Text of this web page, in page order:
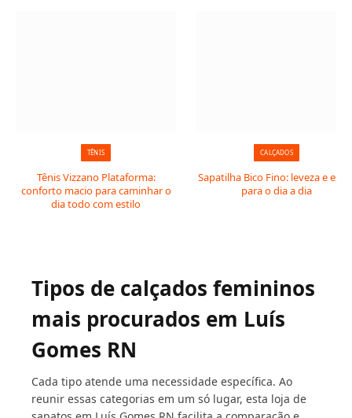
TÊNIS
Tênis Vizzano Plataforma:
conforto macio para caminhar o
dia todo com estilo
CALÇADOS
Sapatilha Bico Fino: leveza e
para o dia a dia
Tipos de calçados femininos
mais procurados em Luís
Gomes RN
Cada tipo atende uma necessidade específica. Ao
reunir essas categorias em um só lugar, esta loja de